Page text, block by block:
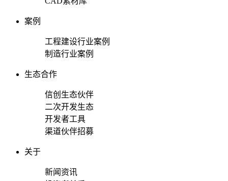
案例
工程建设行业案例
制造行业案例
生态合作
信创生态伙伴
二次开发生态
开发者工具
渠道伙伴招募
关于
新闻资讯